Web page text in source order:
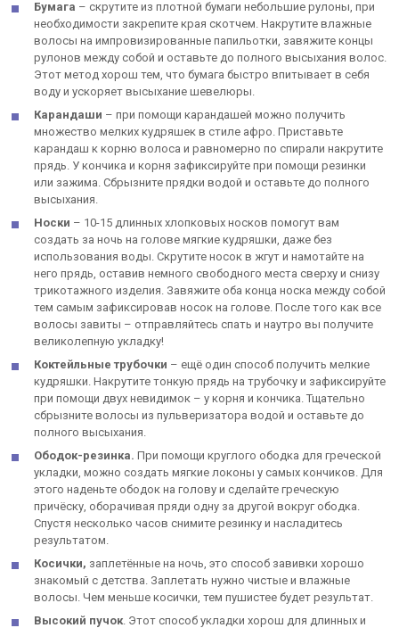
Бумага – скрутите из плотной бумаги небольшие рулоны, при
необходимости закрепите края скотчем. Накрутите влажные
волосы на импровизированные папильотки, завяжите концы
рулонов между собой и оставьте до полного высыхания волос.
Этот метод хорош тем, что бумага быстро впитывает в себя
воду и ускоряет высыхание шевелюры.
Карандаши – при помощи карандашей можно получить
множество мелких кудряшек в стиле афро. Приставьте
карандаш к корню волоса и равномерно по спирали накрутите
прядь. У кончика и корня зафиксируйте при помощи резинки
или зажима. Сбрызните прядки водой и оставьте до полного
высыхания.
Носки – 10-15 длинных хлопковых носков помогут вам
создать за ночь на голове мягкие кудряшки, даже без
использования воды. Скрутите носок в жгут и намотайте на
него прядь, оставив немного свободного места сверху и снизу
трикотажного изделия. Завяжите оба конца носка между собой
тем самым зафиксировав носок на голове. После того как все
волосы завиты – отправляйтесь спать и наутро вы получите
великолепную укладку!
Коктейльные трубочки – ещё один способ получить мелкие
кудряшки. Накрутите тонкую прядь на трубочку и зафиксируйте
при помощи двух невидимок – у корня и кончика. Тщательно
сбрызните волосы из пульверизатора водой и оставьте до
полного высыхания.
Ободок-резинка. При помощи круглого ободка для греческой
укладки, можно создать мягкие локоны у самых кончиков. Для
этого наденьте ободок на голову и сделайте греческую
причёску, оборачивая пряди одну за другой вокруг ободка.
Спустя несколько часов снимите резинку и насладитесь
результатом.
Косички, заплетённые на ночь, это способ завивки хорошо
знакомый с детства. Заплетать нужно чистые и влажные
волосы. Чем меньше косички, тем пушистее будет результат.
Высокий пучок . Этот способ укладки хорош для длинных и